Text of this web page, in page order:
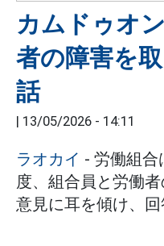
カムドゥオ
者の障害を
話
13/05/2026 - 14:11
ラオカイ - 労働組合
度、組合員と労働
意見に耳を傾け、回